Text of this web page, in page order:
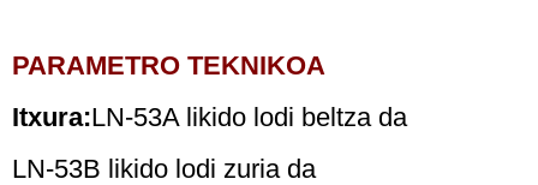
PARAMETRO TEKNIKOA
Itxura:LN-53A likido lodi beltza da
LN-53B likido lodi zuria da